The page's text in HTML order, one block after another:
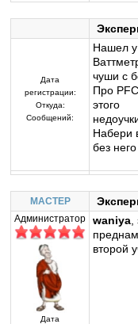
Дата
регистрации:
Откуда:
Сообщений:
Нашел у
чуши с
Про
этого
Набери
без него .
MACTEP
Администратор
Дата
waniya
второй